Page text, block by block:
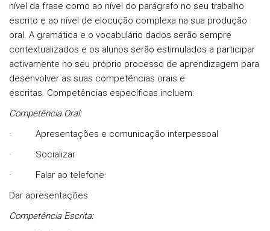
nível da frase como ao nível do parágrafo no seu trabalho
escrito e ao nível de elocução complexa na sua produção
oral. A gramática e o vocabulário dados serão sempre
contextualizados e os alunos serão estimulados a participar
activamente no seu próprio processo de aprendizagem para
desenvolver as suas competências orais e
escritas. Competências específicas incluem:
Competência Oral:
·
Apresentações e comunicação interpessoal
·
Socializar
·
Falar ao telefone·
Dar apresentações
Competência Escrita: